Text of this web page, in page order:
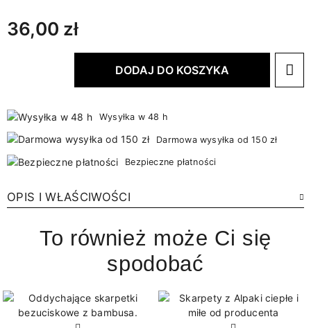
36,00 zł
DODAJ DO KOSZYKA
Wysyłka w 48 h
Darmowa wysyłka od 150 zł
Bezpieczne płatności
OPIS I WŁAŚCIWOŚCI
To również może Ci się
spodobać